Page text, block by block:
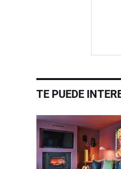
TE PUEDE